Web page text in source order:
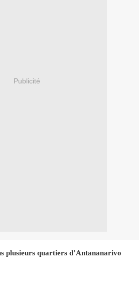
Publicité
plusieurs quartiers d’Antananarivo